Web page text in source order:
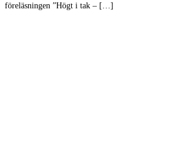
föreläsningen ”Högt i tak – […]